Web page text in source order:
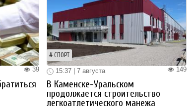
39
СПОРТ
149
15:37 | 7 августа
В Каменске-Уральском
продолжается строительство
легкоатлетического манежа